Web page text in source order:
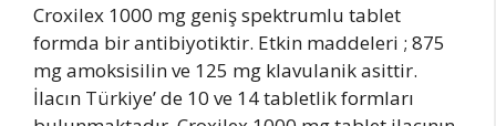
Croxilex 1000 mg geniş spektrumlu tablet
formda bir antibiyotiktir. Etkin maddeleri ; 875
mg amoksisilin ve 125 mg klavulanik asittir.
İlacın Türkiye’ de 10 ve 14 tabletlik formları